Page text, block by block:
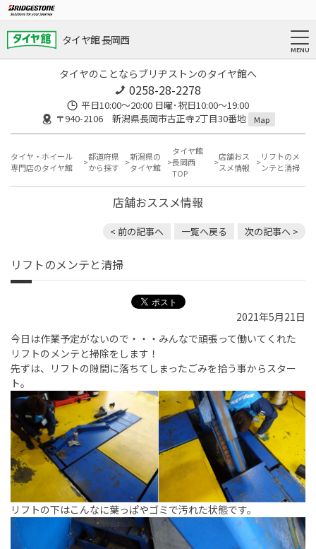
タイヤ館 長岡西
タイヤのことならブリヂストンのタイヤ館へ
0258-28-2278
平日10:00～20:00 日曜･祝日10:00～19:00
〒940-2106 新潟県長岡市古正寺2丁目30番地
Map
タイヤ・ホイール
専門店のタイヤ館
都道府県
から探す
新潟県の
タイヤ館
タイヤ館
長岡西
TOP
店舗おス
スメ情報
リフトのメ
ンテと清掃
店舗おススメ情報
< 前の記事へ 一覧へ戻る 次の記事へ >
リフトのメンテと清掃
2021年5月21日
今日は作業予定がないので・・・みんなで頑張って働いてくれた
リフトのメンテと掃除をします！
先ずは、リフトの隙間に落ちてしまったごみを拾う事からスター
ト。
リフトの下はこんなに葉っぱやゴミで汚れた状態です。